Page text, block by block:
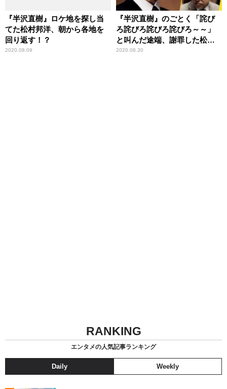
『半沢直樹』ロケ地を探し当
てた松村邦洋、朝から各地を
回り返す！？
2020.08.09
『半沢直樹』のごとく「詫び
ろ詫びろ詫びろ詫びろ～～」
と叫んだ途端、謝罪した松村
邦洋
2020.08.30
RANKING
エンタメの人気記事ランキング
Daily Weekly